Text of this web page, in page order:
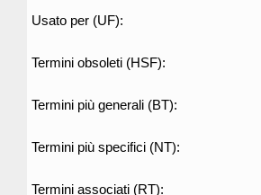
Usato per (UF):
Termini obsoleti (HSF):
Termini più generali (BT):
Termini più specifici (NT):
Termini associati (RT):